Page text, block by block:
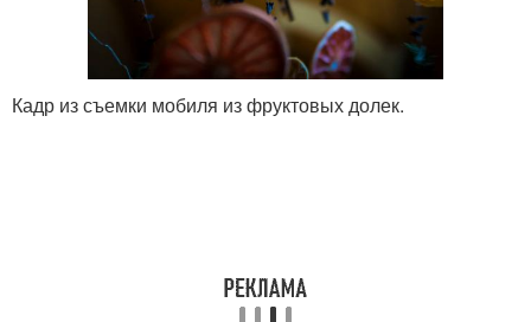
Кадр из съемки мобиля из фруктовых долек.